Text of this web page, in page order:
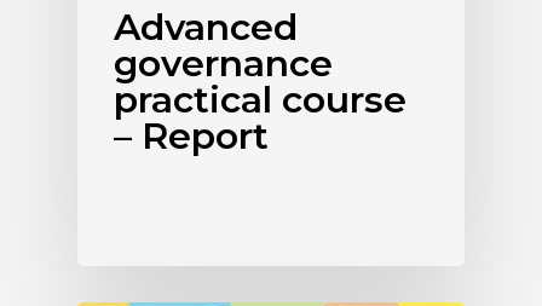
Advanced
governance
practical course
– Report